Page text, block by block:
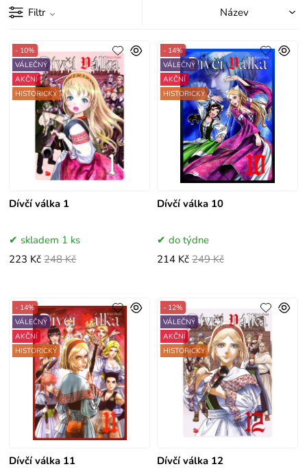
Filtr
Dívčí válka 1
- 10%
VÁLEČNÝ
AKČNÍ
HISTORICKÝ
skladem 1 ks
223 Kč 248 Kč
Dívčí válka 10
- 14%
VÁLEČNÝ
AKČNÍ
HISTORICKÝ
do týdne
214 Kč 249 Kč
Dívčí válka 11
- 14%
VÁLEČNÝ
AKČNÍ
HISTORICKÝ
Dívčí válka 12
- 12%
VÁLEČNÝ
AKČNÍ
HISTORICKÝ